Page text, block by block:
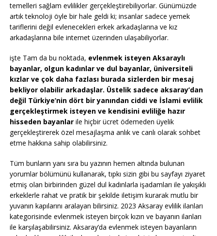
temelleri sağlam evlilikler gerçekleştirebiliyorlar. Günümüzde
artık teknoloji öyle bir hale geldi ki; insanlar sadece yemek
tariflerini değil evlenecekleri erkek arkadaşlarına ve kız
arkadaşlarına bile internet üzerinden ulaşabiliyorlar.
işte Tam da bu noktada, evlenmek isteyen Aksaraylı
bayanlar, olgun kadınlar ve dul bayanlar, üniversiteli
kızlar ve çok daha fazlası burada sizlerden bir mesaj
bekliyor olabilir arkadaşlar. Üstelik sadece aksaray’dan
değil Türkiye’nin dört bir yanından ciddi ve İslami evlilik
gerçekleştirmek isteyen ve kendisini evliliğe hazır
hisseden bayanlar ile hiçbir ücret ödemeden üyelik
gerçekleştirerek özel mesajlaşma anlık ve canlı olarak sohbet
etme hakkına sahip olabilirsiniz.
Tüm bunların yanı sıra bu yazının hemen altında bulunan
yorumlar bölümünü kullanarak, tıpkı sizin gibi bu sayfayı ziyaret
etmiş olan birbirinden güzel dul kadınlarla işadamları ile yakışıklı
erkeklerle rahat ve pratik bir şekilde iletişim kurarak mutlu bir
yuvanın kapılarını aralayan bilirsiniz. 2023 Aksaray evlilik ilanları
kategorisinde evlenmek isteyen birçok kızın ve bayanın ilanları
ile karşılaşabilirsiniz. Aksaray’da evlenmek isteyen bayanların